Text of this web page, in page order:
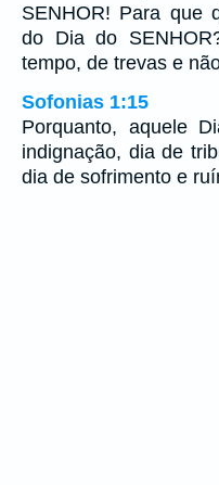
SENHOR! Para que
do Dia do
tempo, de trevas e
Sofonias 1:15
Porquanto, aquele
indignação, dia de
dia de sofrimento e